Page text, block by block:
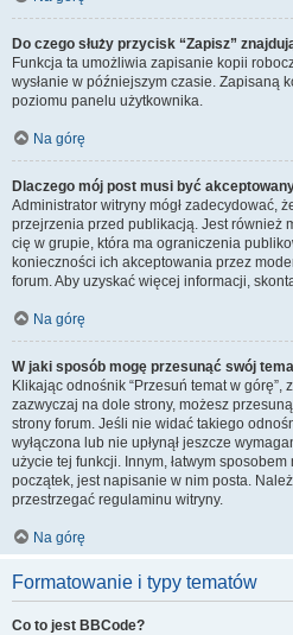
Do czego służy przycisk “Zapisz”
Funkcja ta umożliwia zapisanie kopii
wysłanie w późniejszym czasie. Zapisaną
poziomu panelu użytkownika.
Na górę
Dlaczego mój post musi być
Administrator witryny mógł zadecydować,
przejrzenia przed publikacją. Jest również
cię w grupie, która ma ograniczenia
konieczności ich akceptowania przez
forum. Aby uzyskać więcej informacji,
Na górę
W jaki sposób mogę przesunąć swój
Klikając odnośnik “Przesuń temat w
zazwyczaj na dole strony, możesz
strony forum. Jeśli nie widać takiego
wyłączona lub nie upłynął jeszcze
użycie tej funkcji. Innym, łatwym
początek, jest napisanie w nim posta.
przestrzegać regulaminu witryny.
Na górę
Formatowanie i typy tematów
Co to jest BBCode?